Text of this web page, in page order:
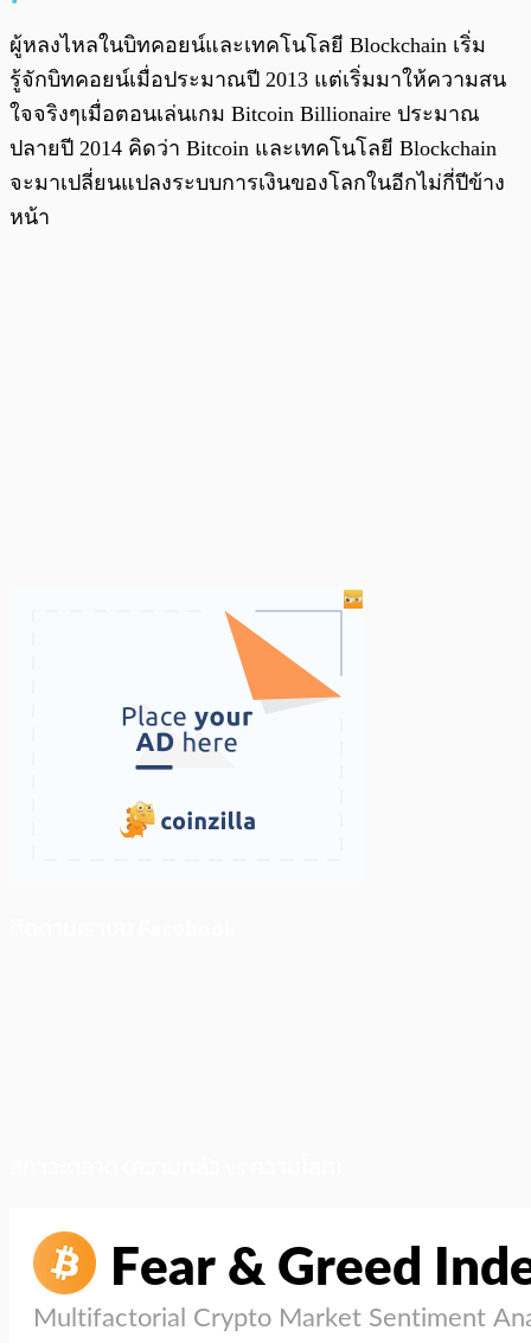
ผู้หลงไหลในบิทคอยน์และเทคโนโลยี Blockchain เริ่ม
รู้จักบิทคอยน์เมื่อประมาณปี 2013 แต่เริ่มมาให้ความสน
ใจจริงๆเมื่อตอนเล่นเกม Bitcoin Billionaire ประมาณ
ปลายปี 2014 คิดว่า Bitcoin และเทคโนโลยี Blockchain
จะมาเปลี่ยนแปลงระบบการเงินของโลกในอีกไม่กี่ปีข้าง
หน้า